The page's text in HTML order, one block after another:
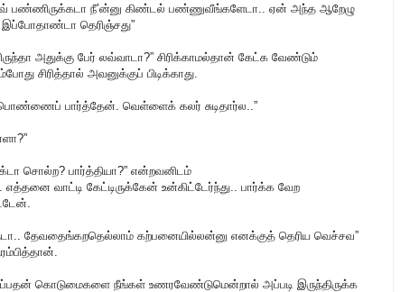
பண்ணிருக்கடா நீ’ன்னு கிண்டல் பண்ணுவீங்களேடா.. ஏன் அந்த ஆறேழு
தெரிஞ்சது”
அதுக்கு பேர் லவ்வாடா?” சிரிக்காமல்தான் கேட்க வேண்டும்
சிரித்தால் அவனுக்குப் பிடிக்காது.
பொண்ணைப் பார்த்தேன். வெள்ளைக் கலர் சுடிதார்ல..”
சொல்ற? பார்த்தியா?” என்றவனிடம்
வாட்டி கேட்டிருக்கேன் உன்கிட்டேர்ந்து.. பார்க்க வேற
தேவதைங்கறதெல்லாம் கற்பனையில்லன்னு எனக்குத் தெரிய வெச்சவ”
கொடுமைகளை நீங்கள் உணரவேண்டுமென்றால் அப்படி இருந்திருக்க